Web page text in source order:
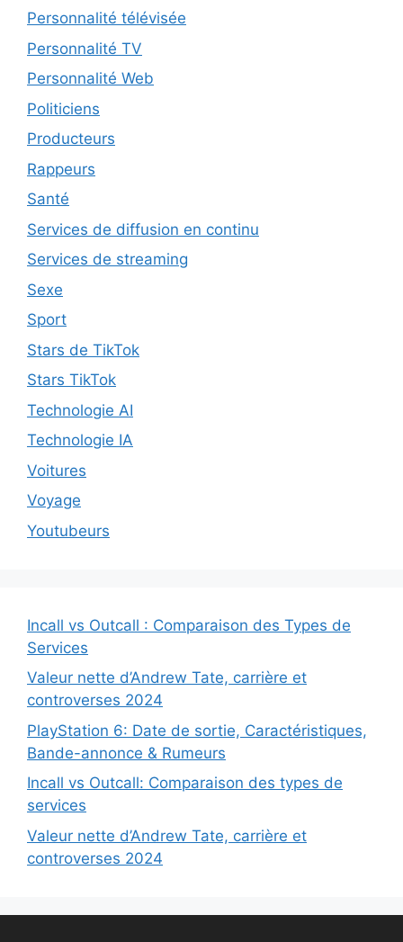
Personnalité télévisée
Personnalité TV
Personnalité Web
Politiciens
Producteurs
Rappeurs
Santé
Services de diffusion en continu
Services de streaming
Sexe
Sport
Stars de TikTok
Stars TikTok
Technologie AI
Technologie IA
Voitures
Voyage
Youtubeurs
Incall vs Outcall : Comparaison des Types de
Services
Valeur nette d’Andrew Tate, carrière et
controverses 2024
PlayStation 6: Date de sortie, Caractéristiques,
Bande-annonce & Rumeurs
Incall vs Outcall: Comparaison des types de
services
Valeur nette d’Andrew Tate, carrière et
controverses 2024